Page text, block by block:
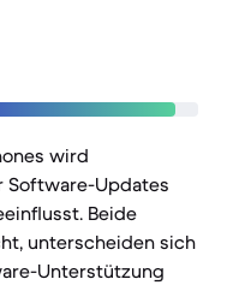
wird
Software-Updates
Beide
unterscheiden sich
Unterstützung